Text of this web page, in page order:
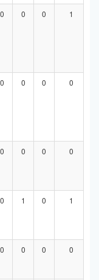
0 0 0 1
0 0 0 0
0 0 0 0
0 1 0 1
0 0 0 0